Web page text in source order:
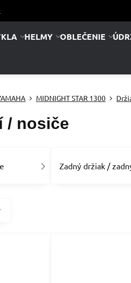
HELMY OBLEČENIE
MIDNIGHT STAR 1300
/ nosiče
Zadný držiak /